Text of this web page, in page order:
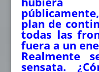
plan de
todas las
fuera a un
Realmente
sensata.